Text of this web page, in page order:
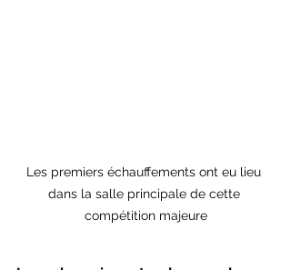
Les premiers échauffements ont eu lieu
dans la salle principale de cette
compétition majeure